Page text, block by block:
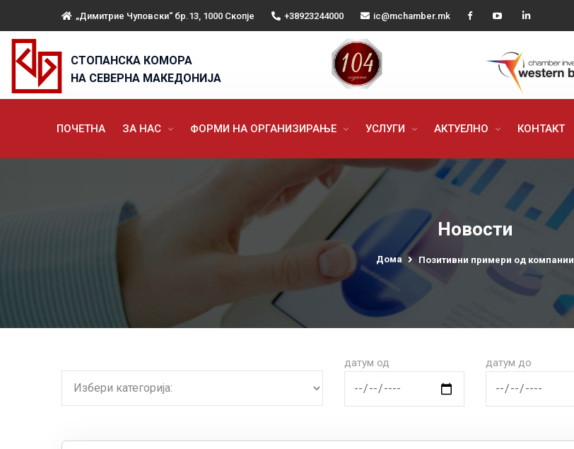
„Димитрие Чуповски“ бр.13, 1000 Скопје +38923244000 ic@mchamber.mk
СТОПАНСКА КОМОРА
НА СЕВЕРНА МАКЕДОНИЈА
ПОЧЕТНА ЗА НАС ФОРМИ НА ОРГАНИЗИРАЊЕ УСЛУГИ АКТУЕЛНО КОНТАКТ
Новости
Дома Позитивни примери од компании
датум од
датум до